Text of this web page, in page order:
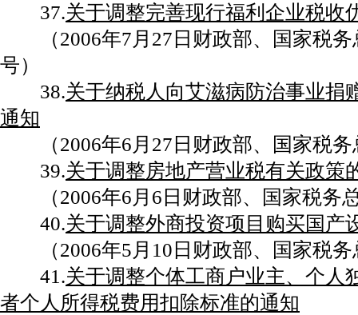
37.关于调整完善现行福利企业税收
（2006年7月27日财政部、国家税务
号）
38.关于纳税人向艾滋病防治事业捐
通知
（2006年6月27日财政部、国家税务
39.关于调整房地产营业税有关政策
（2006年6月6日财政部、国家税务
40.关于调整外商投资项目购买国产
（2006年5月10日财政部、国家税务
41.关于调整个体工商户业主、个人
者个人所得税费用扣除标准的通知